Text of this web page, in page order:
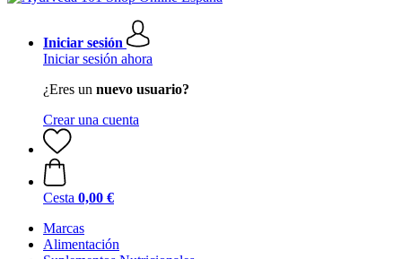
Iniciar sesión
Iniciar sesión ahora
¿Eres un nuevo usuario?
Crear una cuenta
Cesta 0,00 €
Marcas
Alimentación